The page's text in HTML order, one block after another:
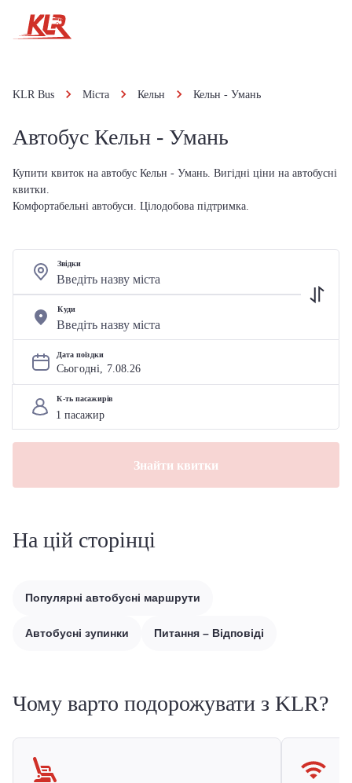
KLR Bus Міста Кельн Кельн - Умань
Автобус Кельн - Умань
Купити квиток на автобус Кельн - Умань. Вигідні ціни на автобусні
квитки.
Комфортабельні автобуси. Цілодобова підтримка.
Звідки
Куди
Дата поїздки
Сьогодні, 7.08.26
К-ть пасажирів
Знайти квитки
На цій сторінці
Популярні автобусні маршрути
Автобусні зупинки Питання – Відповіді
Чому варто подорожувати з KLR?